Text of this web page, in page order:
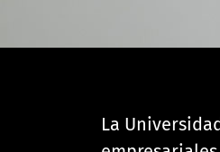
La